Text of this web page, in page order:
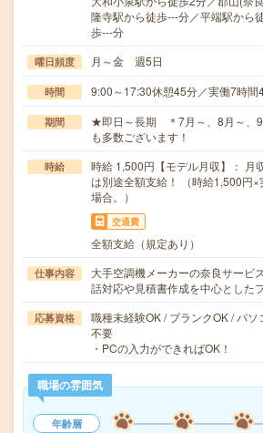
隆寺駅から徒歩---分／平端駅から
歩---分
曜日頻度 月～金 週5日
時間 9:00～17:30休憩45分／実働7時間
期間
★即日～長期 ＊7月～、8月～、9
も多数ございます！
時給
時給 1,500円【モデル月収】： 月
は別途全額支給！ （時給1,500円
場合。）
交通費
全額支給（規定あり）
仕事内容
大手空調機メーカーの奈良サービ
話対応や見積書作成を中心とした
応募資格
職種未経験OK / ブランクOK / パ
不要
・PCの入力ができればOK！
職場の雰囲気
年齢層